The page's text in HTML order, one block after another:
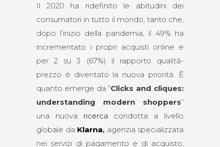
Il 2020 ha ridefinito le abitudini dei
consumatori in tutto il mondo, tanto che,
dopo l’inizio della pandemia, il 49% ha
incrementato i propri acquisti online e
per 2 su 3 (67%) il rapporto qualità-
prezzo è diventato la nuova priorità. È
quanto emerge da “Clicks and cliques:
understanding modern shoppers”
una nuova ricerca condotta a livello
globale da Klarna, agenzia specializzata
nei servizi di pagamento e di acquisto,